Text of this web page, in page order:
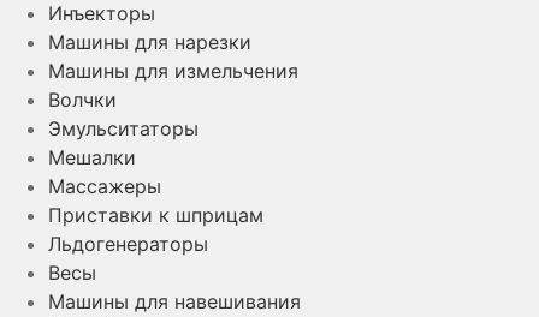
Инъекторы
Машины для нарезки
Машины для измельчения
Волчки
Эмульситаторы
Мешалки
Массажеры
Приставки к шприцам
Льдогенераторы
Весы
Машины для навешивания